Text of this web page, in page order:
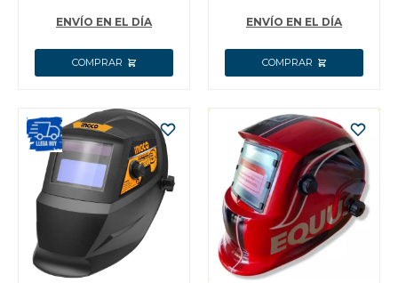
ENVÍO EN EL DÍA ENVÍO EN EL DÍA